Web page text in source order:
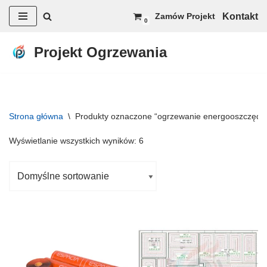
do
0 Zamów Projekt Kontakt
Projekt Ogrzewania
Strona główna \ Produkty oznaczone “ogrzewanie
Wyświetlanie wszystkich wyników: 6